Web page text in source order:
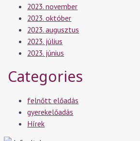
2023. november
2023. október
2023. augusztus
2023. július
2023. június
Categories
felnőtt előadás
gyerekelőadás
Hírek